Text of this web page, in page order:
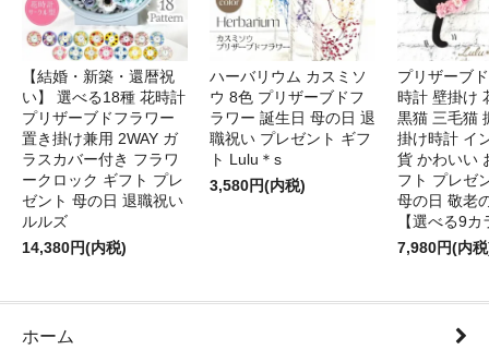
【結婚・新築・還暦祝
い】 選べる18種 花時計
プリザーブドフラワー
置き掛け兼用 2WAY ガ
ラスカバー付き フラワ
ークロック ギフト プレ
ゼント 母の日 退職祝い
ルルズ
14,380円(内税)
ハーバリウム カスミソ
ウ 8色 プリザーブドフ
ラワー 誕生日 母の日 退
職祝い プレゼント ギフ
ト Lulu＊s
3,580円(内税)
プリザーブ
時計 壁掛け
黒猫 三毛猫
掛け時計 イ
貨 かわいい
フト プレゼ
母の日 敬老
【選べる9カ
7,980円(内
ホーム